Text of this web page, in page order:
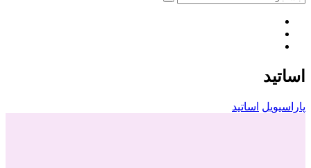
اساتید
پاراسیویل اساتید